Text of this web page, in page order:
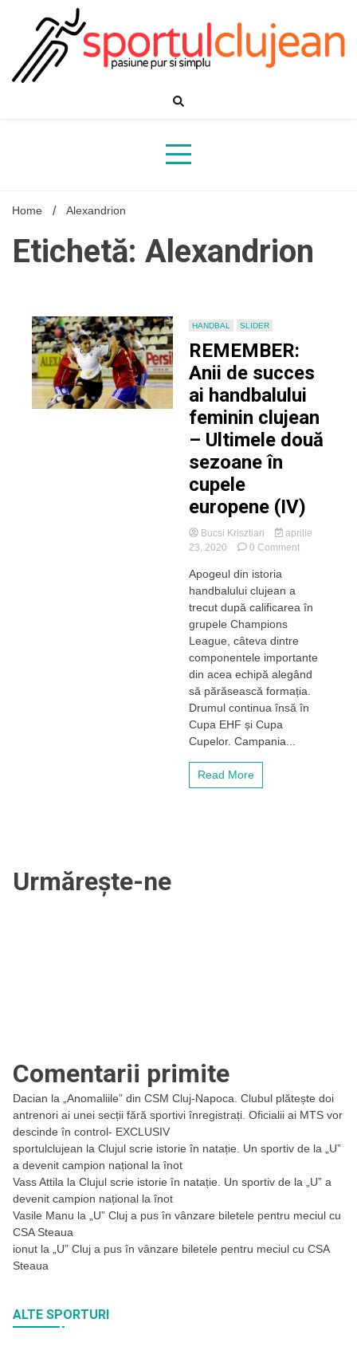
Home Alexandrion
Etichetă: Alexandrion
HANDBAL SLIDER
REMEMBER:
Anii de succes
ai handbalului
feminin clujean
– Ultimele două
sezoane în
cupele
europene (IV)
Bucsi Krisztian
aprilie
23, 2020
0 Commenton
succes
clujean
–
Ultimele
două
Apogeul din istoria
handbalului clujean a
trecut după calificarea în
grupele Champions
League, câteva dintre
componentele importante
din acea echipă alegând
să părăsească formația.
Drumul continua însă în
Cupa EHF și Cupa
Cupelor. Campania...
Read More
Urmărește-ne
Comentarii primite
Dacian la
„Anomaliile” din CSM Cluj-Napoca. Clubul plătește doi
antrenori ai unei secții fără sportivi înregistrați. Oficialii ai MTS vor
descinde în control- EXCLUSIV
sportulclujean la Clujul scrie istorie în natație. Un sportiv de la „U”
a devenit campion național la înot
Vass Attila la Clujul scrie istorie în natație. Un sportiv de la „U” a
devenit campion național la înot
Vasile Manu la
„U” Cluj a pus în vânzare biletele pentru meciul cu
CSA Steaua
ionut la
„U” Cluj a pus în vânzare biletele pentru meciul cu CSA
Steaua
ALTE SPORTURI